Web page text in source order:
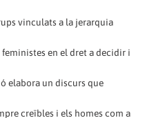
vinculats a la jerarquia
en el dret a decidir i
elabora un discurs que
creïbles i els homes com a